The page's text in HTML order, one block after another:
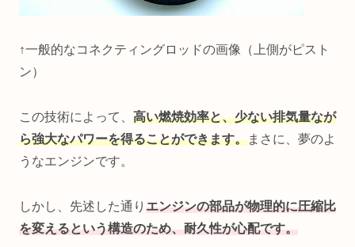
↑一般的なコネクティングロッドの画像（上側がピスト
ン）
この技術によって、 高い燃焼効率と、少ない排気量なが
ら強大なパワーを得ることができます。まさに、夢のよ
うなエンジンです。
しかし、先述した通り エンジンの部品が物理的に圧縮比
を変えるという構造のため、耐久性が心配です。